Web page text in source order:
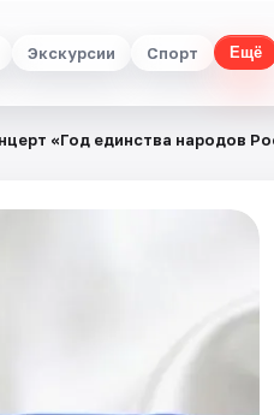
Экскурсии Спорт Ещё
«Год единства народов